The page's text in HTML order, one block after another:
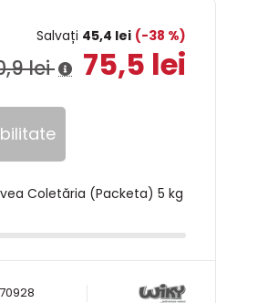
Salvați 45,4 lei (-38 %)
lei 75,5 lei
Coletăria (Packeta) 5 kg